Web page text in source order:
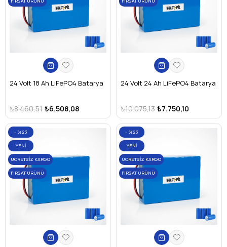
24 Volt 18 Ah LiFePO4 Batarya
₺6.508,08
₺8.460,51
24 Volt 24 Ah LiFePO4 Batarya
₺7.750,10
₺10.075,13
%23
YENI
ÜRÜN
ÜCRETSIZ KARGO
FIRSAT ÜRÜNÜ
%23
YENI
ÜRÜN
ÜCRETSIZ KARGO
FIRSAT ÜRÜNÜ